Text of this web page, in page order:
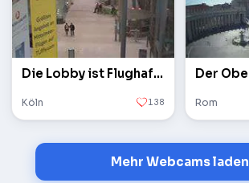
Die Lobby ist Flughafen Köln / Bonn
Köln 138 Rom
Mehr Webcams laden